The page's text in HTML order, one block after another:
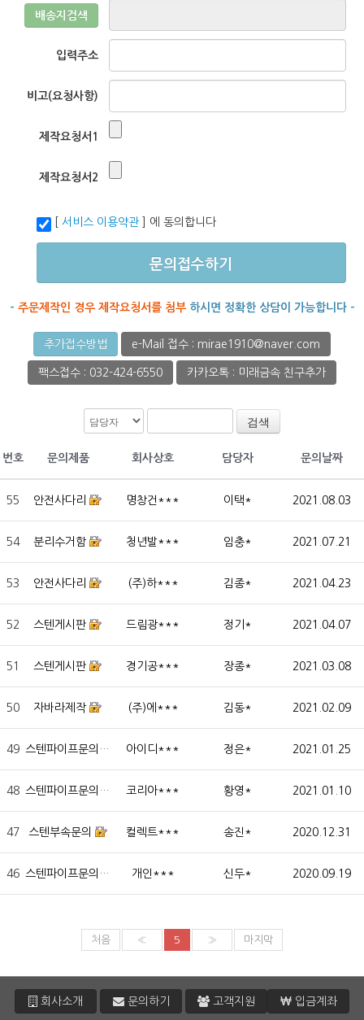
배송지검색
입력주소
비고(요청사항)
제작요청서1
제작요청서2
[ 서비스 이용약관] 에 동의합니다
문의접수하기
- 주문제작인 경우 제작요청서를 첨부하시면 정확한 상담이 가능합니다 -
추가접수방법 e-Mail 접수 : mirae1910@naver.com
팩스접수 : 032-424-6550 카카오톡 : 미래금속 친구추가
검색
번호 문의제품 회사상호 담당자 문의날짜
55 안전사다리 명창건*** 이택* 2021.08.03
54 분리수거함 청년발*** 임충* 2021.07.21
53 안전사다리 (주)하*** 김종* 2021.04.23
52 스텐게시판 드림광*** 정기* 2021.04.07
51 스텐게시판 경기공*** 장종* 2021.03.08
50 자바라제작 (주)에*** 김동* 2021.02.09
49 스텐파이프문의 아이디*** 정은* 2021.01.25
48 스텐파이프문의 코리아*** 황영* 2021.01.10
47 스텐부속문의 컬렉트*** 송진* 2020.12.31
46 스텐파이프문의 개인*** 신두* 2020.09.19
처음 « 5 » 마지막
회사소개 문의하기 고객지원 입금계좌